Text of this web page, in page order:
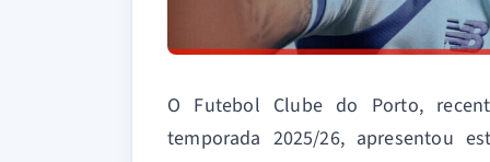
O Futebol Clube do Porto,
temporada 2025/26, apresentou